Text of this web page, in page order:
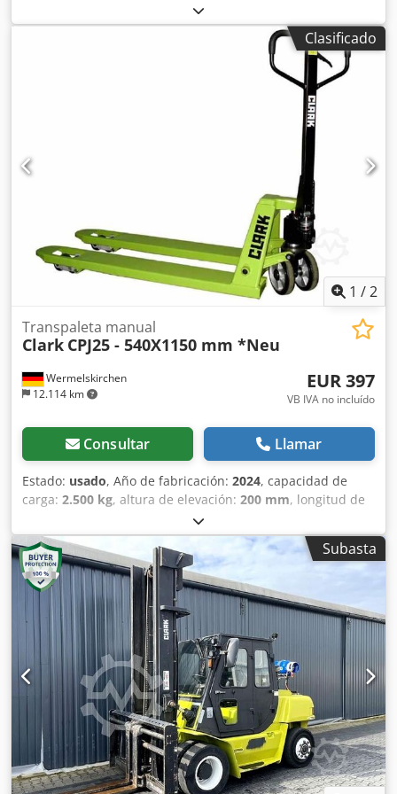
, tipo de accionamiento:
Handbetrieb, Transpaleta manual Ancho de horquillas:
540 mm Tipo de mástil: Ninguno Tipo de ruedas
delanteras: Poliuretano Estado de las ruedas delanteras:
80 - 100% Tipo de ruedas traseras: Poliuretano Estado de
las ruedas traseras: 80 - 100% Crsdpfexfyglex Ak Djf
Clasificado
1 /2
Wermelskirchen
12.114 km
Transpaleta manual
Clark CPJ25 - 540X1150 mm *Neu
EUR 397
VB IVA no incluído
Consultar Llamar
Estado: usado, Año de fabricación: 2024, capacidad de
carga: 2.500 kg, altura de elevación: 200 mm, longitud de
, tipo de accionamiento:
Handbetrieb, Transpaleta manual Ancho de horquillas:
540 mm Tipo de mástil: Ninguno Crsdpfx Akoxfygfs Dsf
Tipo de ruedas delanteras: Poliuretano Estado de las
ruedas delanteras: 80 - 100% Tipo de ruedas traseras:
Poliuretano Estado de las ruedas traseras: 80 - 100%
Subasta